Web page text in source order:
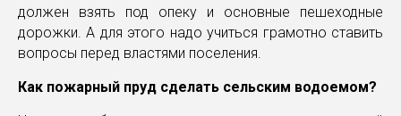
должен взять под опеку и основные пешеходные
дорожки. А для этого надо учиться грамотно ставить
вопросы перед властями поселения.
Как пожарный пруд сделать сельским водоемом?